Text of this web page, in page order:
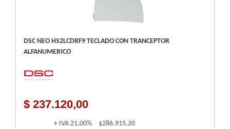
DSC NEO HS2LCDRF9 TECLADO CON TRANCEPTOR
ALFANUMERICO
$ 237.120,00
+ IVA 21,00% $286.915,20